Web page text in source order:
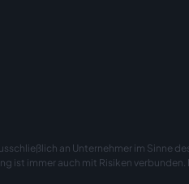
an Unternehmer im Sinne des
ist immer auch mit Risiken